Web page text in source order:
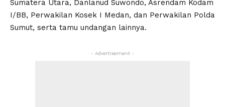
Sumatera Utara, Danlanud Suwondo, Asrendam Kodam
I/BB, Perwakilan Kosek I Medan, dan Perwakilan Polda
Sumut, serta tamu undangan lainnya.
- Advertisement -